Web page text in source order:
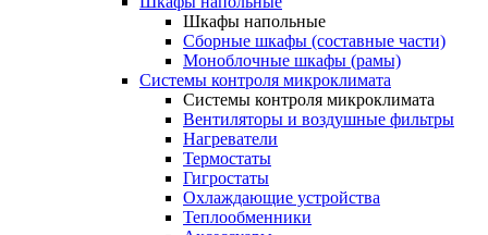
Шкафы напольные
Сборные шкафы (составные части)
Моноблочные шкафы (рамы)
Системы контроля микроклимата
Системы контроля микроклимата
Вентиляторы и воздушные фильтры
Нагреватели
Термостаты
Гигростаты
Охлаждающие устройства
Теплообменники